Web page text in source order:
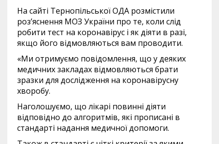
На сайті Тернопільської ОДА розмістили
роз’яснення МОЗ України про те, коли слід
робити тест на коронавірус і як діяти в разі,
якщо його відмовляються вам проводити.
«Ми отримуємо повідомлення, що у деяких
медичних закладах відмовляються брати
зразки для дослідження на коронавірусну
хворобу.
Наголошуємо, що лікарі повинні діяти
відповідно до алгоритмів, які прописані в
стандарті надання медичної допомоги.